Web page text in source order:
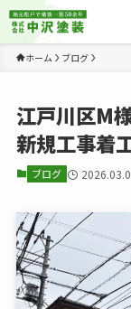
ホーム ブログ
江戸川区M
新規工事着
ブログ